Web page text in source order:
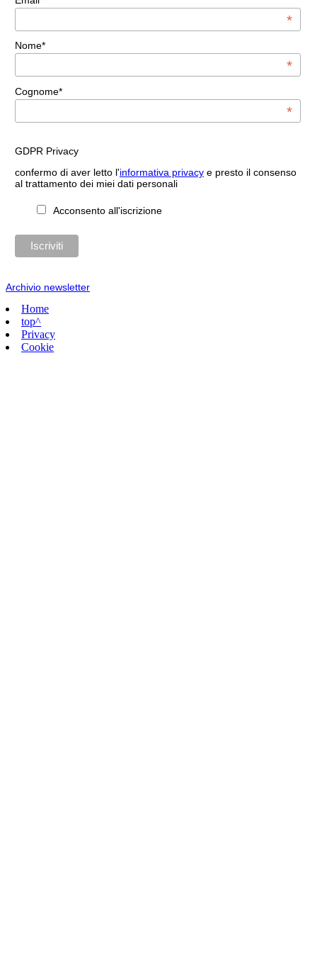
*
Nome*
*
Cognome*
*
GDPR Privacy
confermo di aver letto l'informativa privacye presto il consenso
al trattamento dei miei dati personali
Acconsento all'iscrizione
Archivio newsletter
Home
top^
Privacy
Cookie